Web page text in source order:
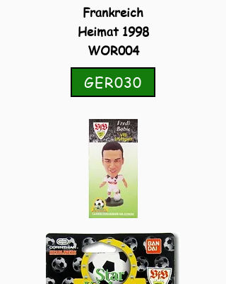
Frankreich
Heimat 1998
WOR004
GER030